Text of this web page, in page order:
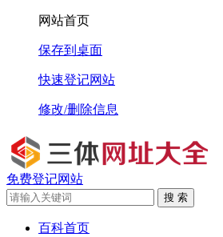
网站首页
保存到桌面
快速登记网站
修改/删除信息
免费登记网站
搜 索
百科首页